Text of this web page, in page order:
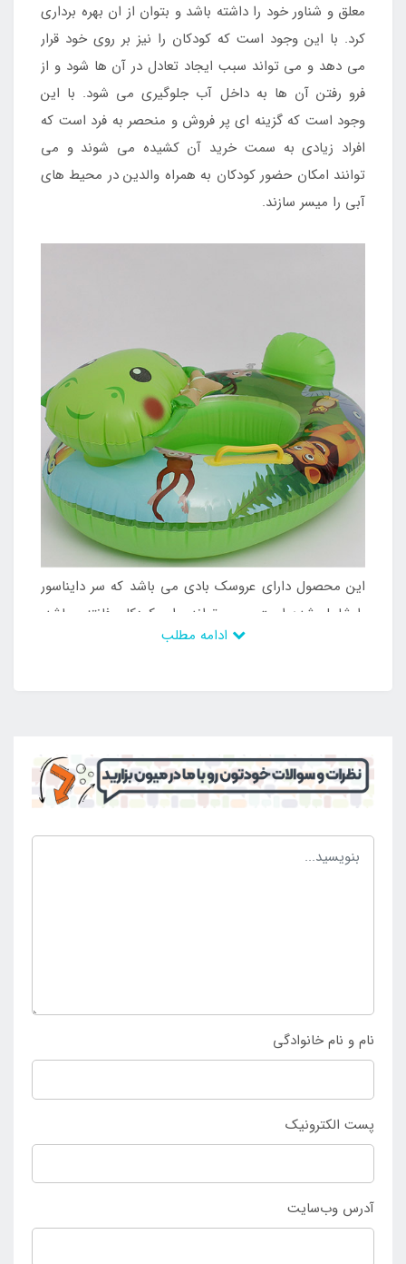
معلق و شناور خود را داشته باشد و بتوان از ان بهره برداری
کرد. با این وجود است که کودکان را نیز بر روی خود قرار
می دهد و می تواند سبب ایجاد تعادل در آن ها شود و از
فرو رفتن آن ها به داخل آب جلوگیری می شود. با این
وجود است که گزینه ای پر فروش و منحصر به فرد است که
افراد زیادی به سمت خرید آن کشیده می شوند و می
توانند امکان حضور کودکان به همراه والدین در محیط های
آبی را میسر سازند.
این محصول دارای عروسک بادی می باشد که سر دایناسور
را شامل شده است و می تواند برای کودکان فانتزی باشد.
علاوه بر این موارد از رنگ های بسیار شاد و زیبا تشکیل
دارای وزن کم است و به راحتی حمل و جا به جا می شود و
به دلیل داشتن بدنه تاشو می تواند فضای کمی را برای
حمل اشغال کند. شناور بادی مد نظر دارای دستگیره نگه
دارنده نیز می باشد که سبب قرار گیری آسان افراد بر روی
بدنه می شود و می تواند استاندارد ترین شکل ممکن را
مراجعه کرده و خرید خود را ثبت نمایند.
نام و نام خانوادگی
پست الکترونیک
آدرس وب‌سایت